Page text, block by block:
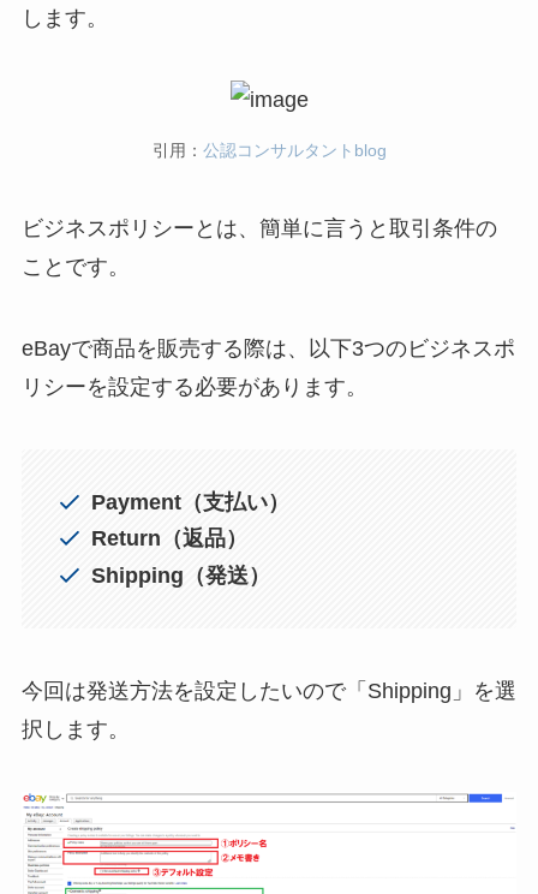
します。
引用： 公認コンサルタントblog
ビジネスポリシーとは、簡単に言うと取引条件の
ことです。
eBayで商品を販売する際は、以下3つのビジネスポ
リシーを設定する必要があります。
Payment（支払い）
Return（返品）
Shipping（発送）
今回は発送方法を設定したいので「Shipping」を選
択します。